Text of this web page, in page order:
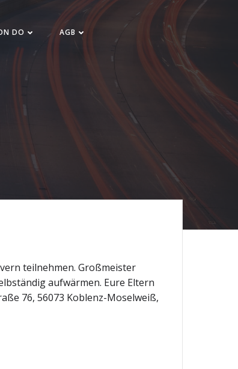
DO AGB
teilnehmen. Großmeister
aufwärmen. Eure Eltern
76, 56073 Koblenz-Moselweiß,